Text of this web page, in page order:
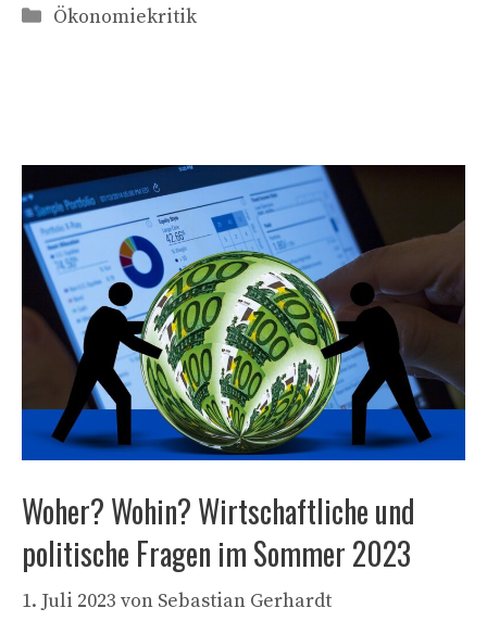
Kategorien
Ökonomiekritik
Woher? Wohin? Wirtschaftliche und
politische Fragen im Sommer 2023
1. Juli 2023 von Sebastian Gerhardt